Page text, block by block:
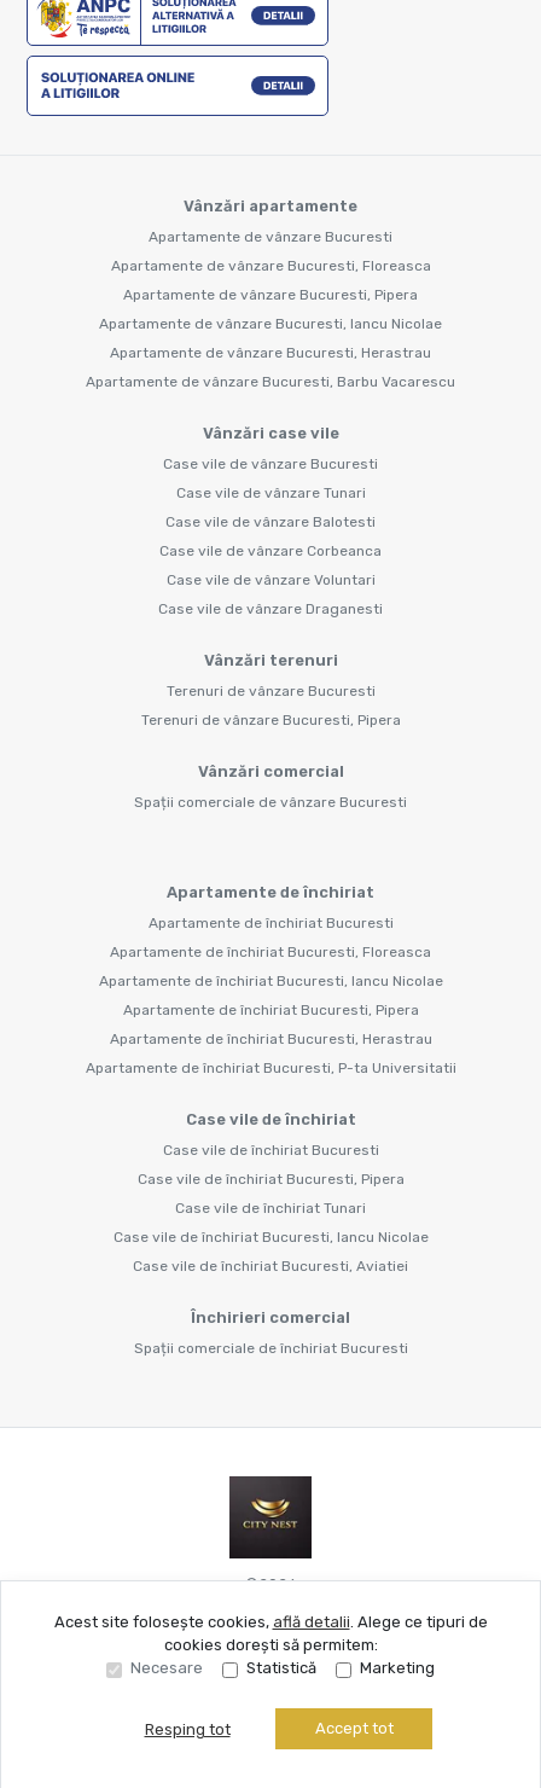
Sună acum Solicită vizionare
Vânzări apartamente
Apartamente de vânzare Bucuresti
Apartamente de vânzare Bucuresti, Floreasca
Apartamente de vânzare Bucuresti, Pipera
Apartamente de vânzare Bucuresti, Iancu Nicolae
Apartamente de vânzare Bucuresti, Herastrau
Apartamente de vânzare Bucuresti, Barbu Vacarescu
Vânzări case vile
Case vile de vânzare Bucuresti
Case vile de vânzare Tunari
Case vile de vânzare Balotesti
Case vile de vânzare Corbeanca
Case vile de vânzare Voluntari
Case vile de vânzare Draganesti
Vânzări terenuri
Terenuri de vânzare Bucuresti
Terenuri de vânzare Bucuresti, Pipera
Vânzări comercial
Spații comerciale de vânzare Bucuresti
Apartamente de închiriat
Apartamente de închiriat Bucuresti
Apartamente de închiriat Bucuresti, Floreasca
Apartamente de închiriat Bucuresti, Iancu Nicolae
Apartamente de închiriat Bucuresti, Pipera
Apartamente de închiriat Bucuresti, Herastrau
Apartamente de închiriat Bucuresti, P-ta Universitatii
Case vile de închiriat
Case vile de închiriat Bucuresti
Case vile de închiriat Bucuresti, Pipera
Case vile de închiriat Tunari
Case vile de închiriat Bucuresti, Iancu Nicolae
Case vile de închiriat Bucuresti, Aviatiei
Închirieri comercial
Spații comerciale de închiriat Bucuresti
©2026
Site creat în
Acest site folosește cookies, află detalii. Alege ce tipuri de
cookies dorești să permitem:
Necesare
Statistică Marketing
Resping tot Accept tot